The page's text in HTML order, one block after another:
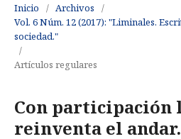
Inicio / Archivos
/
Vol. 6 Núm. 12 (2017): "Liminales.
sociedad."
/
Artículos regulares
Con participación
reinventa el